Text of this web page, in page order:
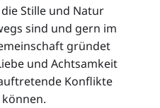
Stille und Natur
sind und gern im
gründet
und Achtsamkeit
Konflikte